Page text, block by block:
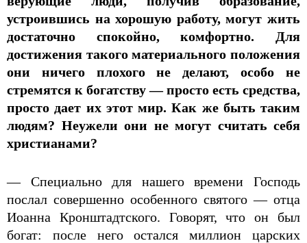
устроившись на хорошую работу, могут жить
достаточно спокойно, комфортно. Для
достижения такого материального положения
они ничего плохого не делают, особо не
стремятся к богатству — просто есть средства,
просто дает их этот мир. Как же быть таким
людям? Неужели они не могут считать себя
христианами?
— Специально для нашего времени Господь
послал совершенно особенного святого — отца
Иоанна Кронштадтского. Говорят, что он был
богат: после него остался миллион царских